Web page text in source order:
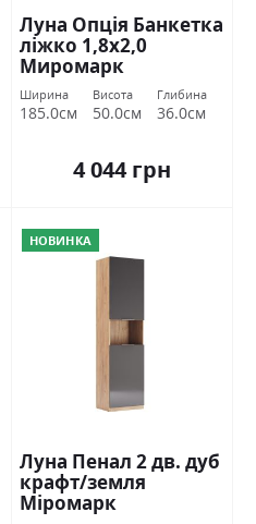
Луна Опція Банкетка
ліжко 1,8х2,0
Миромарк
Ширина
185.0см
Висота
50.0см
Глибина
36.0см
4 044 грн
НОВИНКА
Луна Пенал 2 дв. дуб
крафт/земля
Міромарк